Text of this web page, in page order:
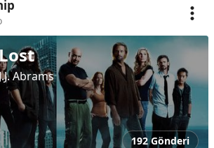
Abrams
192 Gönderi